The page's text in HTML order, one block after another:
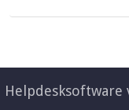
Helpdesksoftware